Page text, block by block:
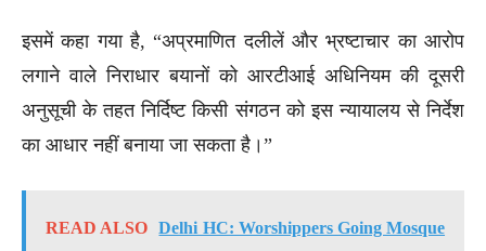
इसमें कहा गया है, “अप्रमाणित दलीलें और भ्रष्टाचार का आरोप
लगाने वाले निराधार बयानों को आरटीआई अधिनियम की दूसरी
अनुसूची के तहत निर्दिष्ट किसी संगठन को इस न्यायालय से निर्देश
का आधार नहीं बनाया जा सकता है।”
READ ALSO
Delhi HC: Worshippers Going Mosque